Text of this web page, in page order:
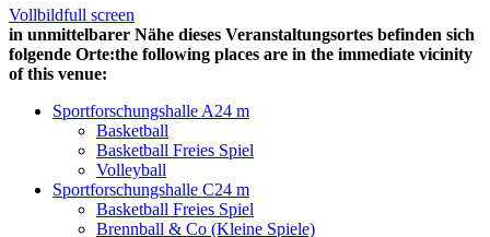
Vollbildfull screen
in unmittelbarer Nähe dieses Veranstaltungsortes befinden sich
folgende Orte:the following places are in the immediate vicinity
of this venue:
Sportforschungshalle A24 m
Basketball
Basketball Freies Spiel
Volleyball
Sportforschungshalle C24 m
Basketball Freies Spiel
Brennball & Co (Kleine Spiele)